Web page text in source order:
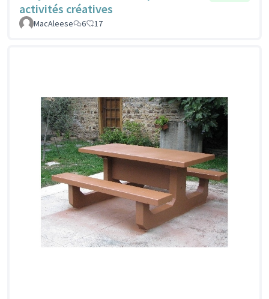
activités créatives
MacAleese 6 17